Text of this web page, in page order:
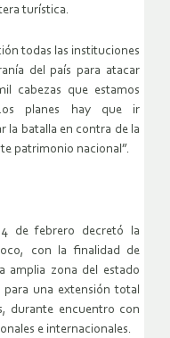
turística.
todas las instituciones
del país para atacar
cabezas que estamos
planes hay que ir
la batalla en contra de la
patrimonio nacional”.
de febrero decretó la
con la finalidad de
amplia zona del estado
para una extensión total
durante encuentro con
e internacionales.